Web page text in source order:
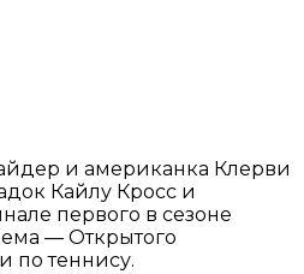
и американка Клерви
Кайлу Кросс и
первого в сезоне
— Открытого
по теннису.